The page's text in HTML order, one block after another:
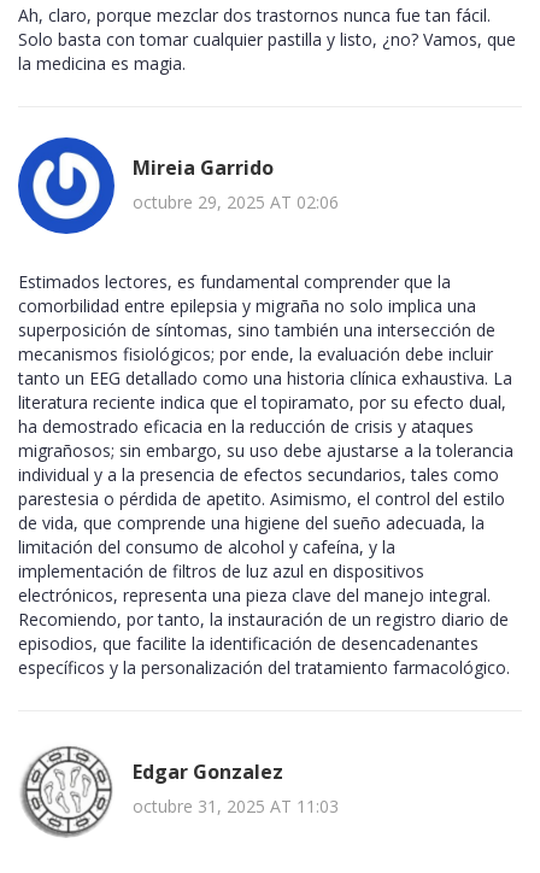
Ah, claro, porque mezclar dos trastornos nunca fue tan fácil.
Solo basta con tomar cualquier pastilla y listo, ¿no? Vamos, que
la medicina es magia.
Mireia Garrido
octubre 29, 2025 AT 02:06
Estimados lectores, es fundamental comprender que la
comorbilidad entre epilepsia y migraña no solo implica una
superposición de síntomas, sino también una intersección de
mecanismos fisiológicos; por ende, la evaluación debe incluir
tanto un EEG detallado como una historia clínica exhaustiva. La
literatura reciente indica que el topiramato, por su efecto dual,
ha demostrado eficacia en la reducción de crisis y ataques
migrañosos; sin embargo, su uso debe ajustarse a la tolerancia
individual y a la presencia de efectos secundarios, tales como
parestesia o pérdida de apetito. Asimismo, el control del estilo
de vida, que comprende una higiene del sueño adecuada, la
limitación del consumo de alcohol y cafeína, y la
implementación de filtros de luz azul en dispositivos
electrónicos, representa una pieza clave del manejo integral.
Recomiendo, por tanto, la instauración de un registro diario de
episodios, que facilite la identificación de desencadenantes
específicos y la personalización del tratamiento farmacológico.
Edgar Gonzalez
octubre 31, 2025 AT 11:03